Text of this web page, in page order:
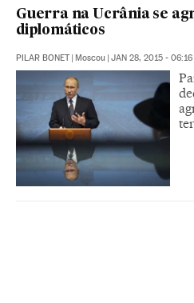
Guerra na Ucrânia se
diplomáticos
PILAR BONET | Moscou | JAN 28, 2015 - 06:16